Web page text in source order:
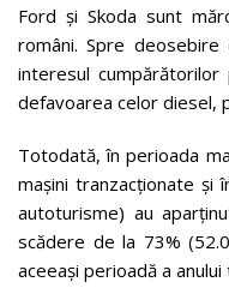
Ford și Skoda sunt
români. Spre
interesul
defavoarea celor diesel,
Totodată, în perioada
mașini tranzacționate și
autoturisme) au
scădere de la 73%
aceeași perioadă a